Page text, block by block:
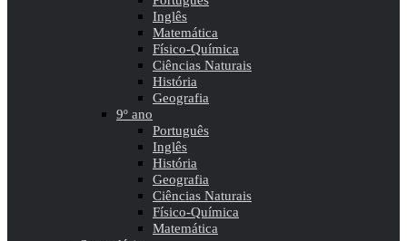
Inglês
Matemática
Físico-Química
Ciências Naturais
História
Geografia
9º ano
Português
Inglês
História
Geografia
Ciências Naturais
Físico-Química
Matemática